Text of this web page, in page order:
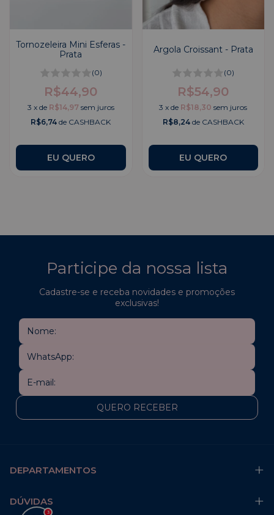
Tornozeleira Mini Esferas -
Prata
(0)
R$44,90
3 x de R$14,97 sem juros
R$6,74 de CASHBACK
Argola Croissant - Prata
(0)
R$54,90
3 xde R$18,30 sem juros
R$8,24de CASHBACK
Participe da nossa lista
Cadastre-se e receba novidades e promoções
exclusivas!
DEPARTAMENTOS
DÚVIDAS
3